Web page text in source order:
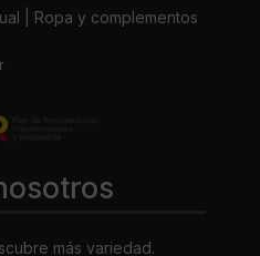
| Ropa y complementos
más variedad.